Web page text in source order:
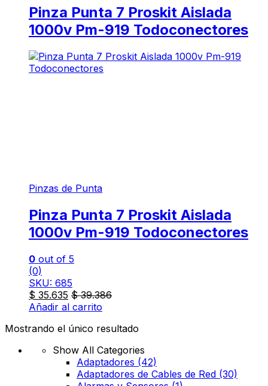
Pinza Punta 7 Proskit Aislada
1000v Pm-919 Todoconectores
Pinzas de Punta
Pinza Punta 7 Proskit Aislada
1000v Pm-919 Todoconectores
0 out of 5
(0)
SKU: 685
$ 35.635 $39.386
Añadir al carrito
Mostrando el único resultado
Show All Categories
Adaptadores (42)
Adaptadores de Cables de Red (30)